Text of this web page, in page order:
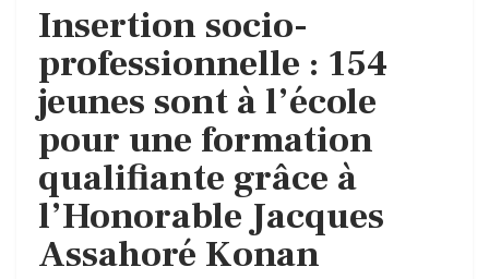
Insertion socio-
professionnelle : 154
jeunes sont à l’école
pour une formation
qualifiante grâce à
l’Honorable Jacques
Assahoré Konan